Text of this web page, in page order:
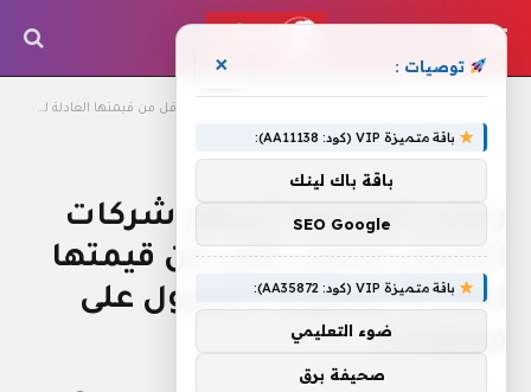
رئيس البورصة: أسهم شركات البترول تتداول بأقل من قيمتها العادلة لصعوبة الحصول على معلومات
رئيس البورصة: أسهم شركات
البترول تتداول بأقل من قيمتها
العادلة لصعوبة الحصول على
معلومات
توصيات : ×
باقة متميزة VIP (كود: AA11138):
باقة باك لينك
SEO Google
باقة متميزة VIP (كود: AA35872):
ضوء التعليمي
صحيفة برق